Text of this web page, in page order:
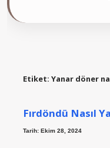
Etiket: Yanar döner
Fırdöndü Nasıl
Tarih: Ekim 28, 2024